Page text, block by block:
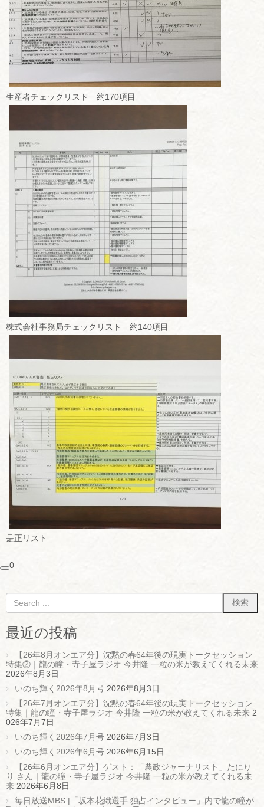
生産者チェックリスト 約170項目
株式会社事務局チェックリスト 約140項目
是正リスト
0
最近の投稿
【26年8月オンエア分】沈黙の春64年後の現実トークセッション
特集②｜龍の瞳・寺子屋ラジオ 今井隆 一粒の米が教えてくれる未来
2026年8月3日
いのち輝く2026年8月号 2026年8月3日
【26年7月オンエア分】沈黙の春64年後の現実トークセッション
特集｜龍の瞳・寺子屋ラジオ 今井隆 一粒の米が教えてくれる未来 2
026年7月7日
いのち輝く2026年7月号 2026年7月3日
いのち輝く2026年6月号 2026年6月15日
【26年6月オンエア分】ゲスト：「農政ジャーナリスト」たにり
り さん｜龍の瞳・寺子屋ラジオ 今井隆 一粒の米が教えてくれる未
来 2026年6月8日
毎日放送MBS |「坂本花織選手 独占インタビュー」内で龍の瞳が